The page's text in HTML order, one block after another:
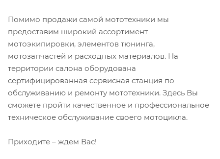
Помимо продажи самой мототехники мы
предоставим широкий ассортимент
мотоэкипировки, элементов тюнинга,
мотозапчастей и расходных материалов. На
территории салона оборудована
сертифицированная сервисная станция по
обслуживанию и ремонту мототехники. Здесь Вы
сможете пройти качественное и профессиональное
техническое обслуживание своего мотоцикла.
Приходите – ждем Вас!